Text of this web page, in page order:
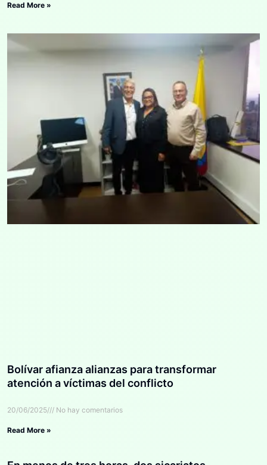
Read More »
Bolívar afianza alianzas para transformar
atención a víctimas del conflicto
20/06/2025 No hay comentarios
Read More »